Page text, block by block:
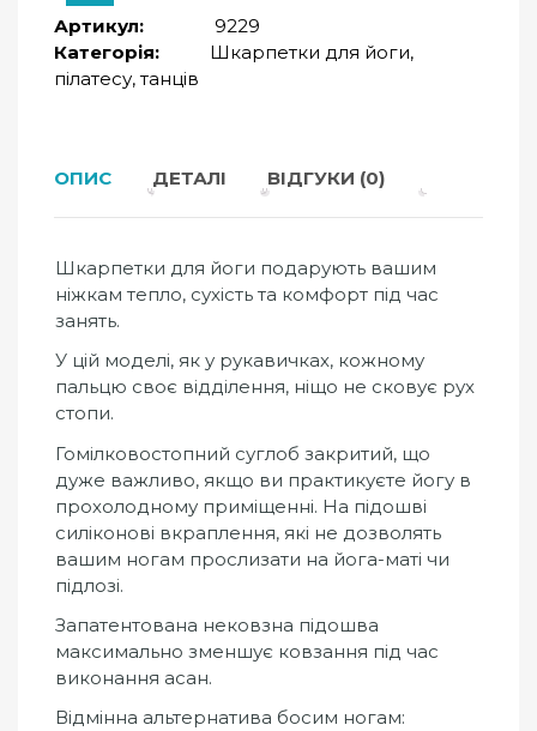
Артикул:
9229
Категорія:
Шкарпетки для йоги,
пілатесу, танців
ОПИС ДЕТАЛІ ВІДГУКИ (0)
Шкарпетки для йоги подарують вашим
ніжкам тепло, сухість та комфорт під час
занять.
У цій моделі, як у рукавичках, кожному
пальцю своє відділення, ніщо не сковує рух
стопи.
Гомілковостопний суглоб закритий, що
дуже важливо, якщо ви практикуєте йогу в
прохолодному приміщенні. На підошві
силіконові вкраплення, які не дозволять
вашим ногам прослизати на йога-маті чи
підлозі.
Запатентована нековзна підошва
максимально зменшує ковзання під час
виконання асан.
Відмінна альтернатива босим ногам: